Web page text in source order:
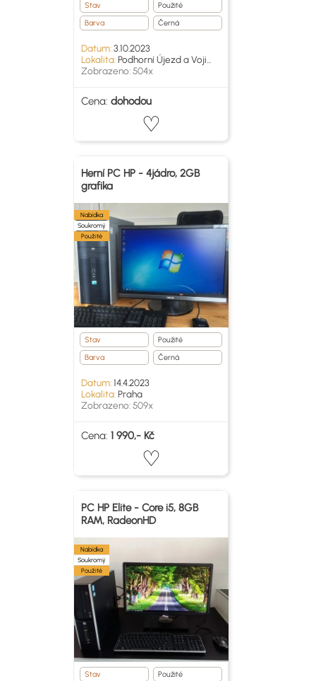
Stav
Použité
Barva
Černá
Datum:3.10.2023
Lokalita:Podhorní Újezd a Voji...
Zobrazeno: 504x
Cena: dohodou
Herní PC HP - 4jádro, 2GB
grafika
Nabídka
Soukromý
Použité
Stav
Použité
Barva
Černá
Datum:14.4.2023
Lokalita:Praha
Zobrazeno: 509x
Cena: 1 990,- Kč
PC HP Elite - Core i5, 8GB
RAM, RadeonHD
Nabídka
Soukromý
Použité
Stav Použité